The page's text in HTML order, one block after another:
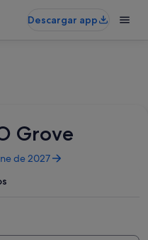
Descargar app
Grove
de 2027